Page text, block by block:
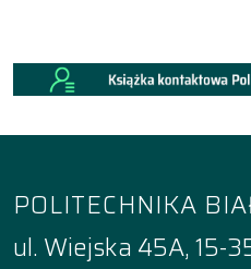
POLITECHNIKA
ul. Wiejska 45A, 15-